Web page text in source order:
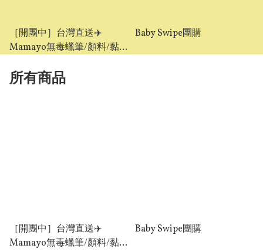
［開團中］台灣直送✈️
Mamayo無毒蠟筆/顏料/黏
Baby Swipe團購
所有商品
［開團中］台灣直送✈️
Mamayo無毒蠟筆/顏料/黏
Baby Swipe團購